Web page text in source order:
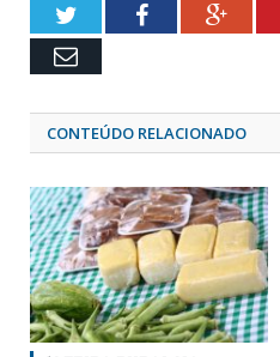
TwitterFacebook
Email
CONTEÚDO RELACIONADO